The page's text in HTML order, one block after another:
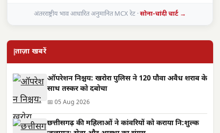
अंतरराष्ट्रीय भाव आधारित अनुमानित MCX रेट ·सोना-चांदी चार्ट →
ताज़ा खबरें
ऑपरेशन निश्चय: खरोरा पुलिस ने 120 पौवा अवैध शराब के
साथ तस्कर को दबोचा
📅 05 Aug 2026
छत्तीसगढ़ की महिलाओं ने कांवरियों को कराया नि:शुल्क